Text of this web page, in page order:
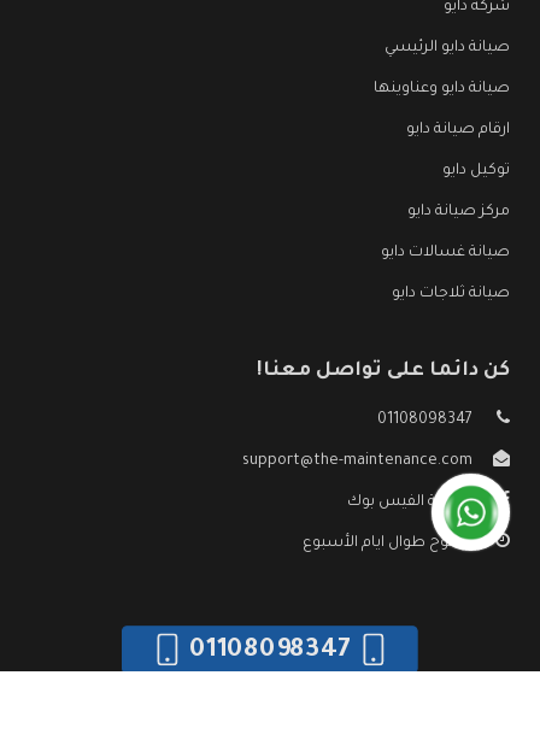
شركة دايو
صيانة دايو الرئيسي
صيانة دايو وعناوينها
ارقام صيانة دايو
توكيل دايو
مركز صيانة دايو
صيانة غسالات دايو
صيانة ثلاجات دايو
كن دائما على تواصل معنا!
01108098347
support@the-maintenance.com
صفحة الفيس بوك
مفتوح طوال ايام الأسبوع
01108098347